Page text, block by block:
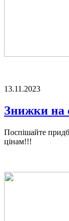
13.11.2023
Знижки на
Поспішайте
цінам!!!